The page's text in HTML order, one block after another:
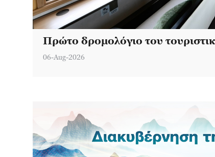
Μουσείο Τάφων Τσιούτσι Γουέι -
06-Aug-2026